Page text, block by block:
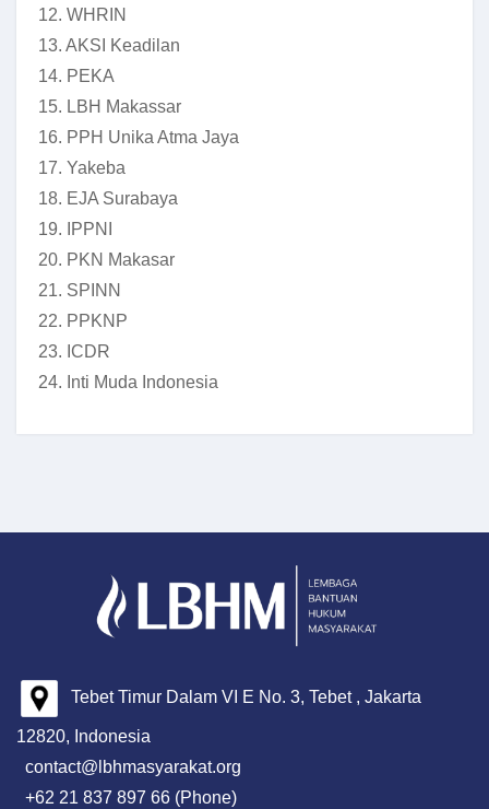
12. WHRIN
13. AKSI Keadilan
14. PEKA
15. LBH Makassar
16. PPH Unika Atma Jaya
17. Yakeba
18. EJA Surabaya
19. IPPNI
20. PKN Makasar
21. SPINN
22. PPKNP
23. ICDR
24. Inti Muda Indonesia
Tebet Timur Dalam VI E No. 3, Tebet , Jakarta
12820, Indonesia
contact@lbhmasyarakat.org
+62 21 837 897 66 (Phone)